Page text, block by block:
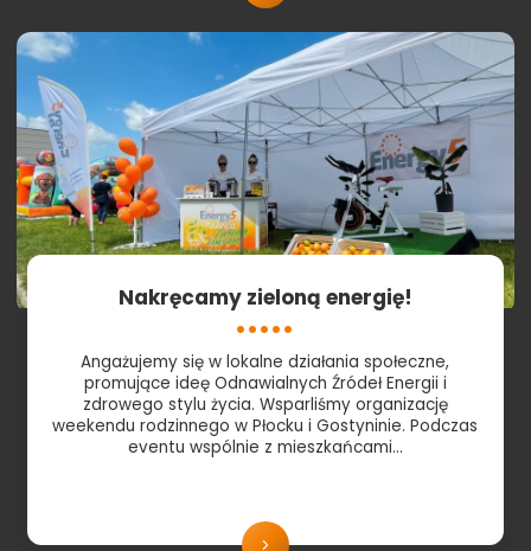
Nakręcamy zieloną energię!
Angażujemy się w lokalne działania społeczne,
promujące ideę Odnawialnych Źródeł Energii i
zdrowego stylu życia. Wsparliśmy organizację
weekendu rodzinnego w Płocku i Gostyninie. Podczas
eventu wspólnie z mieszkańcami…